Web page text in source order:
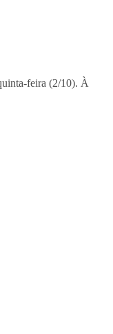
feira (2/10). À